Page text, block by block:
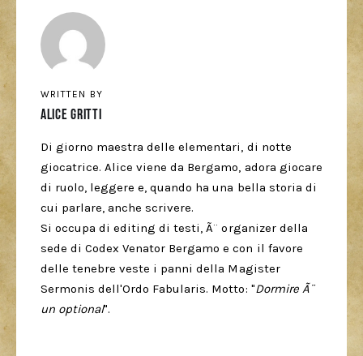
WRITTEN BY
Alice Gritti
Di giorno maestra delle elementari, di notte
giocatrice. Alice viene da Bergamo, adora giocare
di ruolo, leggere e, quando ha una bella storia di
cui parlare, anche scrivere.
Si occupa di editing di testi, Ã¨ organizer della
sede di Codex Venator Bergamo e con il favore
delle tenebre veste i panni della Magister
Sermonis dell'Ordo Fabularis. Motto: "Dormire Ã¨
un optional".